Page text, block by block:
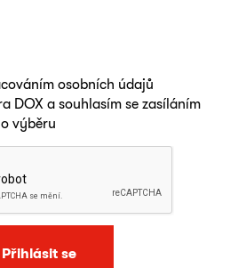
osobních údajů
DOX a souhlasím se zasíláním
výběru
Přihlásit se